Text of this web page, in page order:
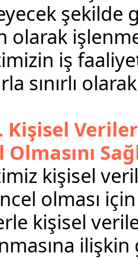
şekilde
olarak
iş
sınırlı
Kişisel
Olmasını
kişisel
olması
kişisel